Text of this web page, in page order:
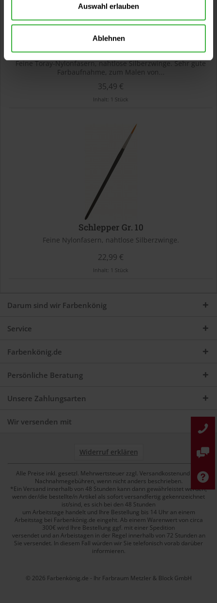
Auswahl erlauben
Ablehnen
Spitzpinsel Gr. 12
Feine Toray-Nylonfasern, nahtlose Silberzwinge. Sehr gute
Farbaufnahme, zum Malen von...
35,49 €
Inhalt: 1 Stück
Schlepper Gr. 10
Feine Nylonfasern, nahtlose Silberzwinge.
22,99 €
Inhalt: 1 Stück
Darum sind wir Farbenkönig
Service
Farbenkönig.de
Persönliche Beratung
Unsere Zahlungsarten
Wir versenden mit
Widerruf erklären
Alle Preise inkl. gesetzl. Mehrwertsteuer zzgl. Versandkostenund ggf.
Nachnahmegebühren, wenn nicht anders beschrieben.
*Ein Versand innerhalb von 48 Stunden kann dann gewährleistet werden,
wenn der/die bestellte/n Artikel als sofort versandfertig gekennzeichnet
ist/sind, es sich bei den 48 Stunden
um Arbeitstage handelt und Ihre Bestellung bis 14 Uhr an einem
Arbeitstag bei Farbenkönig.de eingeht. Ab einem Warenwert von circa
300€ wird Ihre Bestellung ggf. mit einer Spedition
versendet und an Arbeistagen in der Regel innerhalb von 72 Stunden an
Sie versendet. In diesem Fall würden wir Sie telefonisch vorab darüber
informieren.
© 2026 Farbenkönig.de - Ihr Farbraum Metzler & Block GmbH